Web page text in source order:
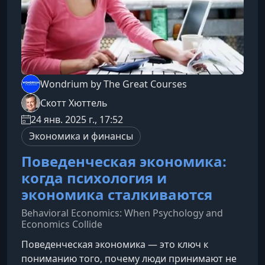
Wondrium by The Great Courses
Скотт Хюттель
24 янв. 2025 г., 17:52
Экономика и финансы
Поведенческая экономика:
когда психология и
экономика сталкиваются
Behavioral Economics: When Psychology and
Economics Collide
Поведенческая экономика — это ключ к
пониманию того, почему люди принимают не